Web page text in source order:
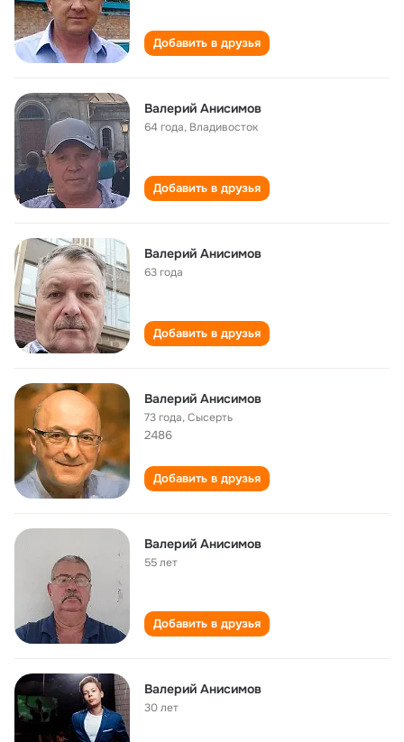
Добавить в друзья
Валерий Анисимов
64 года, Владивосток
Добавить в друзья
Валерий Анисимов
63 года
Добавить в друзья
Валерий Анисимов
73 года,Сысерть
2486
Добавить в друзья
Валерий Анисимов
55 лет
Добавить в друзья
Валерий Анисимов
30 лет